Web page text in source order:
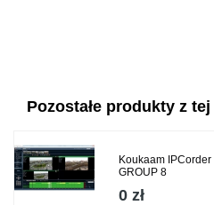
Pozostałe produkty z
Koukaam IPCorder
GROUP 8
0 zł